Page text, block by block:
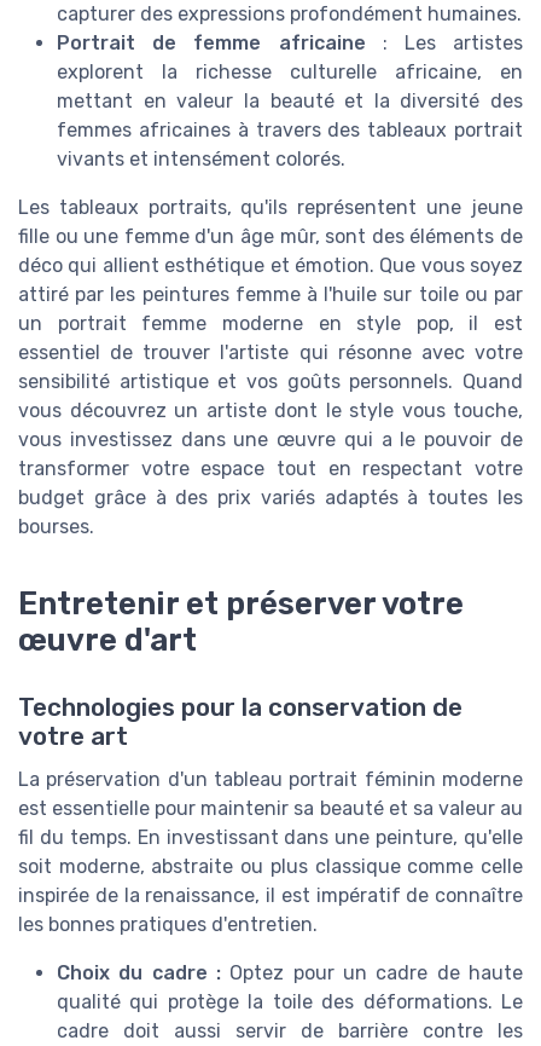
capturer des expressions profondément humaines.
Portrait de femme africaine : Les artistes
explorent la richesse culturelle africaine, en
mettant en valeur la beauté et la diversité des
femmes africaines à travers des tableaux portrait
vivants et intensément colorés.
Les tableaux portraits, qu'ils représentent une jeune
fille ou une femme d'un âge mûr, sont des éléments de
déco qui allient esthétique et émotion. Que vous soyez
attiré par les peintures femme à l'huile sur toile ou par
un portrait femme moderne en style pop, il est
essentiel de trouver l'artiste qui résonne avec votre
sensibilité artistique et vos goûts personnels. Quand
vous découvrez un artiste dont le style vous touche,
vous investissez dans une œuvre qui a le pouvoir de
transformer votre espace tout en respectant votre
budget grâce à des prix variés adaptés à toutes les
bourses.
Entretenir et préserver votre
œuvre d'art
Technologies pour la conservation de
votre art
La préservation d'un tableau portrait féminin moderne
est essentielle pour maintenir sa beauté et sa valeur au
fil du temps. En investissant dans une peinture, qu'elle
soit moderne, abstraite ou plus classique comme celle
inspirée de la renaissance, il est impératif de connaître
les bonnes pratiques d'entretien.
Choix du cadre : Optez pour un cadre de haute
qualité qui protège la toile des déformations. Le
cadre doit aussi servir de barrière contre les